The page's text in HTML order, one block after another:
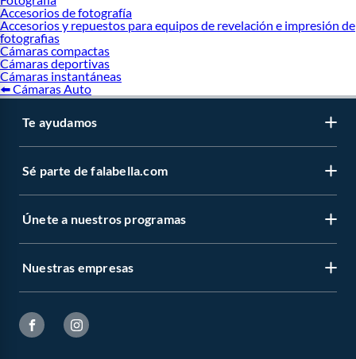
Accesorios de fotografía
Accesorios y repuestos para equipos de revelación e impresión de
fotografias
Cámaras compactas
Cámaras deportivas
Cámaras instantáneas
⬅️ Cámaras Auto
Te ayudamos
Sé parte de falabella.com
Únete a nuestros programas
Nuestras empresas